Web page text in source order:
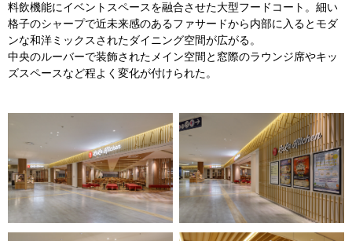
料飲機能にイベントスペースを融合させた大型フードコート。細い
格子のシャープで近未来感のあるファサードから内部に入るとモダ
ンな和洋ミックスされたダイニング空間が広がる。
中央のルーバーで装飾されたメイン空間と窓際のラウンジ席やキッ
ズスペースなど程よく変化が付けられた。